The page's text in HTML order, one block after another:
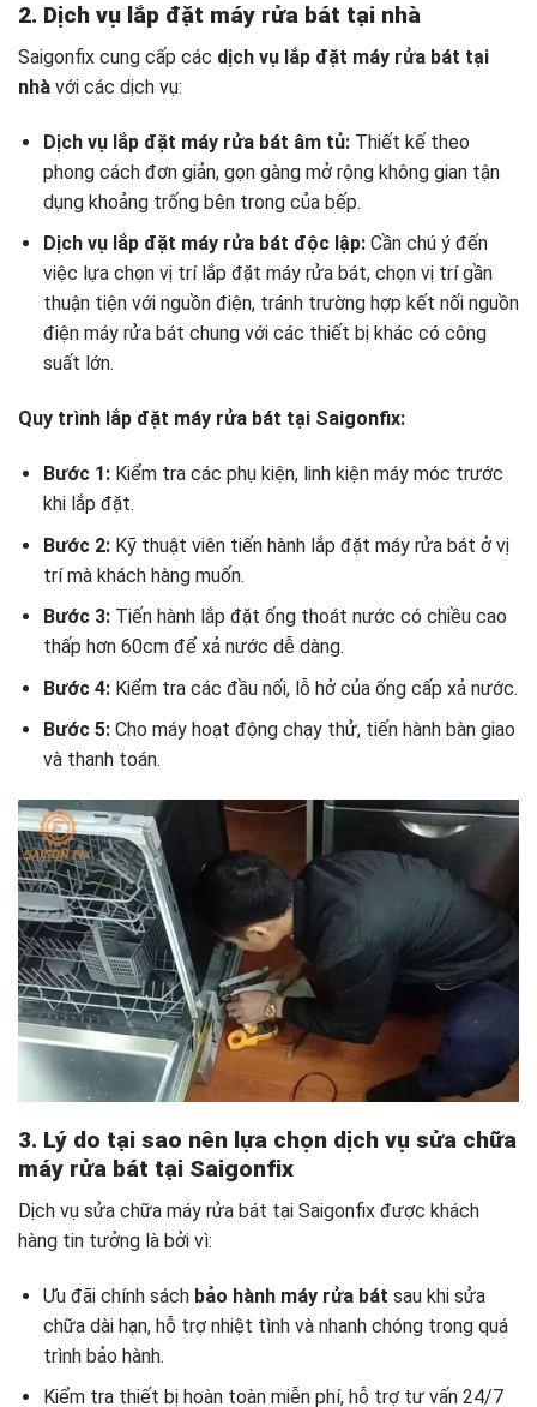
2. Dịch vụ lắp đặt máy rửa bát tại nhà
Saigonfix cung cấp các dịch vụ lắp đặt máy rửa bát tại
nhà với các dịch vụ:
Dịch vụ lắp đặt máy rửa bát âm tủ: Thiết kế theo
phong cách đơn giản, gọn gàng mở rộng không gian tận
dụng khoảng trống bên trong của bếp.
Dịch vụ lắp đặt máy rửa bát độc lập:Cần chú ý đến
việc lựa chọn vị trí lắp đặt máy rửa bát, chọn vị trí gần
thuận tiện với nguồn điện, tránh trường hợp kết nối nguồn
điện máy rửa bát chung với các thiết bị khác có công
suất lớn.
Quy trình lắp đặt máy rửa bát tại Saigonfix:
Bước 1: Kiểm tra các phụ kiện, linh kiện máy móc trước
khi lắp đặt.
Bước 2: Kỹ thuật viên tiến hành lắp đặt máy rửa bát ở vị
trí mà khách hàng muốn.
Bước 3:Tiến hành lắp đặt ống thoát nước có chiều cao
thấp hơn 60cm để xả nước dễ dàng.
Bước 4:Kiểm tra các đầu nối, lỗ hở của ống cấp xả nước.
Bước 5: Cho máy hoạt động chạy thử, tiến hành bàn giao
và thanh toán.
3. Lý do tại sao nên lựa chọn dịch vụ sửa chữa
máy rửa bát tại Saigonfix
Dịch vụ sửa chữa máy rửa bát tại Saigonfix được khách
hàng tin tưởng là bởi vì:
Ưu đãi chính sách bảo hành máy rửa bát sau khi sửa
chữa dài hạn, hỗ trợ nhiệt tình và nhanh chóng trong quá
trình bảo hành.
Kiểm tra thiết bị hoàn toàn miễn phí, hỗ trợ tư vấn 24/7